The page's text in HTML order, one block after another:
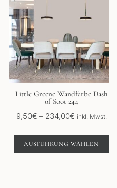
Little Greene Wandfarbe Dash
of Soot 244
9,50€ – 234,00€Preisspanne:
bis
234,00€
inkl. Mwst.
AUSFÜHRUNG WÄHLEN
mehrere
auf.
Optionen
können
auf
der
Produktseite
gewählt